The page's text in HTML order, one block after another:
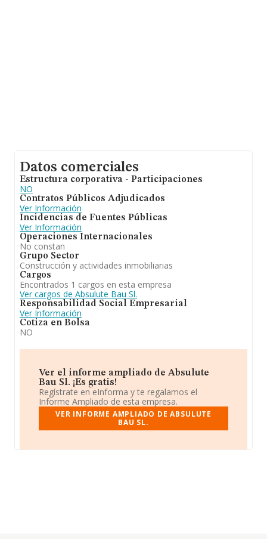
Datos comerciales
Estructura corporativa - Participaciones
NO
Contratos Públicos Adjudicados
Ver Información
Incidencias de Fuentes Públicas
Ver Información
Operaciones Internacionales
No constan
Grupo Sector
Construcción y actividades inmobiliarias
Cargos
Encontrados 1 cargos en esta empresa
Ver cargos de Absulute Bau Sl.
Responsabilidad Social Empresarial
Ver Información
Cotiza en Bolsa
NO
Ver el informe ampliado de Absulute
Bau Sl. ¡Es gratis!
Regístrate en eInforma y te regalamos el
Informe Ampliado de esta empresa.
VER INFORME AMPLIADO DE ABSULUTE
BAU SL.